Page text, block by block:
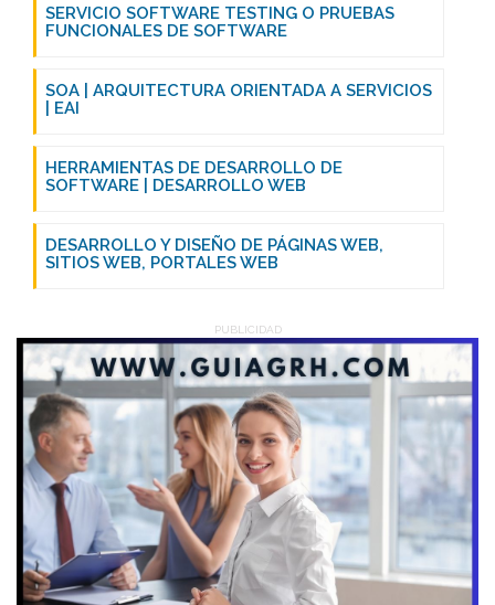
SERVICIO SOFTWARE TESTING O PRUEBAS
FUNCIONALES DE SOFTWARE
SOA | ARQUITECTURA ORIENTADA A SERVICIOS
| EAI
HERRAMIENTAS DE DESARROLLO DE
SOFTWARE | DESARROLLO WEB
DESARROLLO Y DISEÑO DE PÁGINAS WEB,
SITIOS WEB, PORTALES WEB
PUBLICIDAD